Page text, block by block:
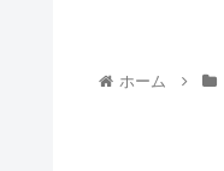
ホーム